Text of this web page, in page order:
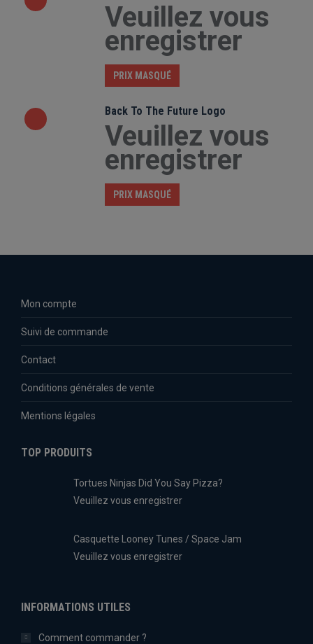
Veuillez vous
enregistrer
PRIX MASQUÉ
Back To The Future Logo
Veuillez vous
enregistrer
PRIX MASQUÉ
Mon compte
Suivi de commande
Contact
Conditions générales de vente
Mentions légales
TOP PRODUITS
Tortues Ninjas Did You Say Pizza?
Veuillez vous enregistrer
Casquette Looney Tunes / Space Jam
Veuillez vous enregistrer
INFORMATIONS UTILES
Comment commander ?